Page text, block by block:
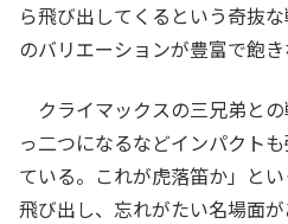
ら飛び出してくるという奇抜
のバリエーションが豊富で飽き
クライマックスの三兄弟と
っ二つになるなどインパクト
ている。これが虎落笛か」と
飛び出し、忘れがたい名場面が